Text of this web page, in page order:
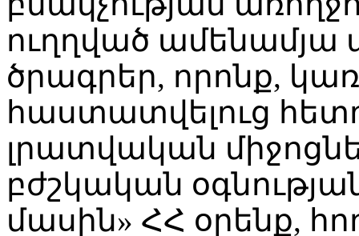
ուղղված
ծրագրեր, որոնք,
հաստատվելուց
լրատվական
բժշկական
մասին» ՀՀ օրենք,